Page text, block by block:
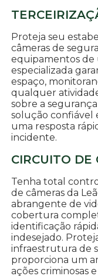
Proteja seu
câmeras de
equipamentos de
especializada
espaço,
qualquer
sobre a
solução confiável
uma resposta
incidente.
CIRCUITO DE
Tenha total
de câmeras da
abrangente de
cobertura
identificação
indesejado.
infraestrutura de
proporciona um
ações criminosas